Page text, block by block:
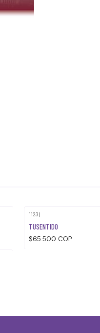
1123|
TUSENTIDO
$65.500 COP